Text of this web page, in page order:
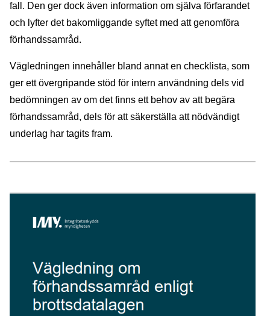
fall. Den ger dock även information om själva förfarandet
och lyfter det bakomliggande syftet med att genomföra
förhandssamråd.
Vägledningen innehåller bland annat en checklista, som
ger ett övergripande stöd för intern användning dels vid
bedömningen av om det finns ett behov av att begära
förhandssamråd, dels för att säkerställa att nödvändigt
underlag har tagits fram.